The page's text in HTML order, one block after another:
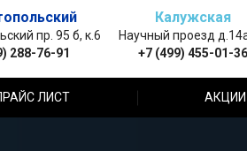
пр. 95 б, к.6
288-76-91
Калужская
Научный проезд
+7 (499) 455-01-36
ЛИСТ АКЦИИ